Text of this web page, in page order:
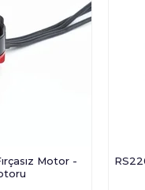
Motor -